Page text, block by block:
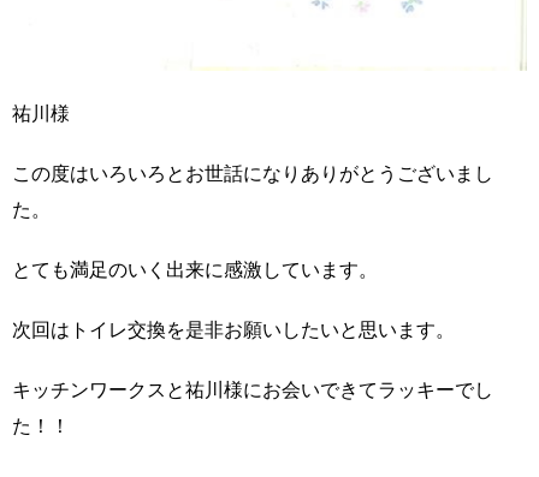
祐川様
この度はいろいろとお世話になりありがとうございまし
た。
とても満足のいく出来に感激しています。
次回はトイレ交換を是非お願いしたいと思います。
キッチンワークスと祐川様にお会いできてラッキーでし
た！！